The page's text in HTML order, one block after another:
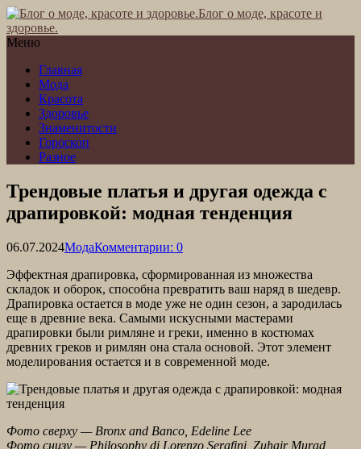
Блог о моде, красоте и
здоровье.
Меню
Главная
Мода
Красота
Здоровье
Знаменитости
Гороскоп
Разное
Трендовые платья и другая одежда с
драпировкой: модная тенденция
06.07.2024МодаКомментарии: 0
Эффектная драпировка, сформированная из множества
складок и оборок, способна превратить ваш наряд в шедевр.
Драпировка остается в моде уже не один сезон, а зародилась
еще в древние века. Самыми искусными мастерами
драпировки были римляне и греки, именно в костюмах
древних греков и римлян она стала основой. Этот элемент
моделирования остается и в современной моде.
Фото сверху — Bronx and Banco, Edeline Lee
Фото снизу — Philosophy di Lorenzo Serafini, Zuhair Murad